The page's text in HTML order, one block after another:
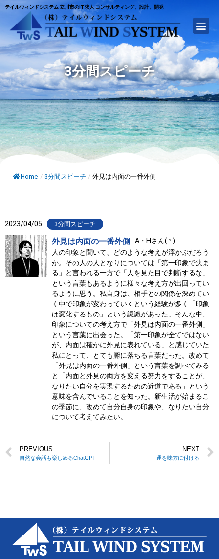
テイルウィンドシステム 立川市のIT求人 コンサルティング、設計、開発
3分間スピーチ
Home / 3分間スピーチ / 外見は内面の一番外側
2023/04/05 3分間スピーチ
外見は内面の一番外側
A・Hさん(♀)
人の印象と聞いて、どのような考えが浮かぶだろう
か。その人の人となりについては「第一印象で決ま
る」と言われる一方で「人を見た目で判断するな」
という言葉もあるように様々な考え方が出回ってい
るように思う。私自身は、相手との関係を深めてい
く中で印象が変わっていくという経験が多く「印象
は変化するもの」という認識があった。そんな中、
印象についての考え方で「外見は内面の一番外側」
という言葉に出会った。「第一印象が全てではない
が、内面は確かに外見に表れている」と感じていた
私にとって、とても腑に落ちる言葉だった。改めて
「外見は内面の一番外側」という言葉を調べてみる
と「内面と外見の両方を変える努力をすることが、
なりたい自分を実現するための近道である」という
意味を含んでいることを知った。新生活が始まるこ
の季節に、改めて自分自身の印象や、なりたい自分
について考えてみたい。
PREVIOUS
自然な会話も楽しめるChatGPT
NEXT
運を味方に付ける